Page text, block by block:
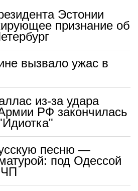
Эстонии
признание об
вызвало ужас в
из-за удара
РФ закончилась
песню —
под Одессой
ЧП